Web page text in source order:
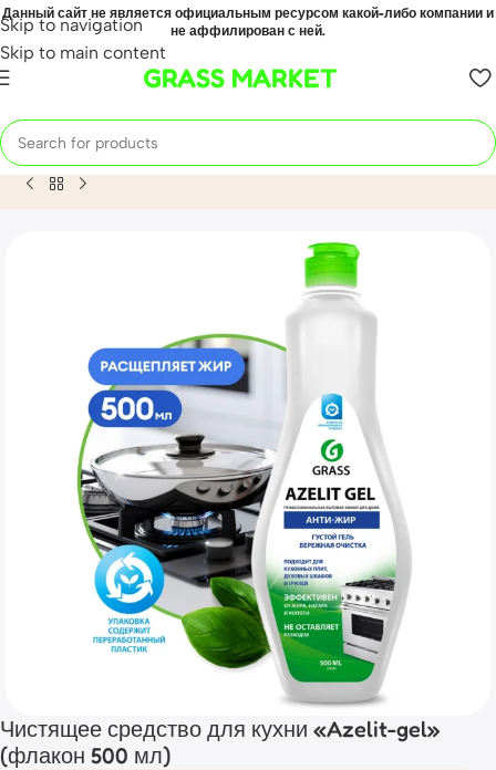
Skip to navigation
Skip to main content
Данный сайт не является официальным ресурсом какой-либо компании и
не аффилирован с ней.
GRASS MARKET
Home Mahsulot Чистящее средство для кухни «Azelit-
Чистящее средство для кухни «Azelit-gel»
(флакон 500 мл)